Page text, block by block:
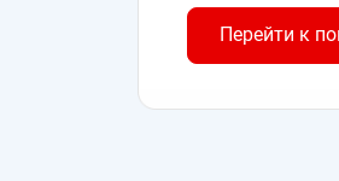
Перейти к